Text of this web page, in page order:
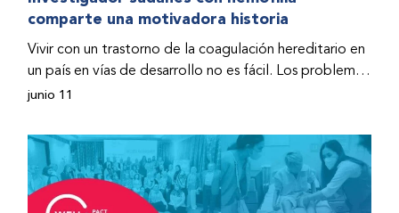
hospitalizado y terminó con daños graves en ambas
donado a través del Programa de Ayuda Humanitaria
de la Federación Mundial de Hemofilia (FMH) cuando
Fendi encontró la esperanza de una vida mejor.
comparte una motivadora historia
Vivir con un trastorno de la coagulación hereditario en
un país en vías de desarrollo no es fácil. Los problemas
se multiplican drásticamente cuando el país también
Hashim, hombre sudanés con hemofilia B, la vida no
representaba más que retos cotidianos hasta que la
asistencia proporcionada por la Federación Mundial
de Hemofilia (FMH) y su Programa de Ayuda
junio 11